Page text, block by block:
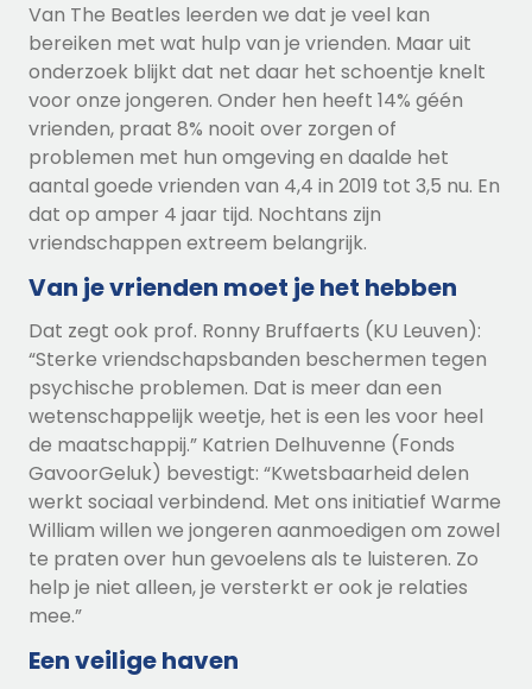
Van The Beatles leerden we dat je veel kan
bereiken met wat hulp van je vrienden. Maar uit
onderzoek blijkt dat net daar het schoentje knelt
voor onze jongeren. Onder hen heeft 14% géén
vrienden, praat 8% nooit over zorgen of
problemen met hun omgeving en daalde het
aantal goede vrienden van 4,4 in 2019 tot 3,5 nu. En
dat op amper 4 jaar tijd. Nochtans zijn
vriendschappen extreem belangrijk.
Van je vrienden moet je het hebben
Dat zegt ook prof. Ronny Bruffaerts (KU Leuven):
“Sterke vriendschapsbanden beschermen tegen
psychische problemen. Dat is meer dan een
wetenschappelijk weetje, het is een les voor heel
de maatschappij.” Katrien Delhuvenne (Fonds
GavoorGeluk) bevestigt: “Kwetsbaarheid delen
werkt sociaal verbindend. Met ons initiatief Warme
William willen we jongeren aanmoedigen om zowel
te praten over hun gevoelens als te luisteren. Zo
help je niet alleen, je versterkt er ook je relaties
mee.”
Een veilige haven